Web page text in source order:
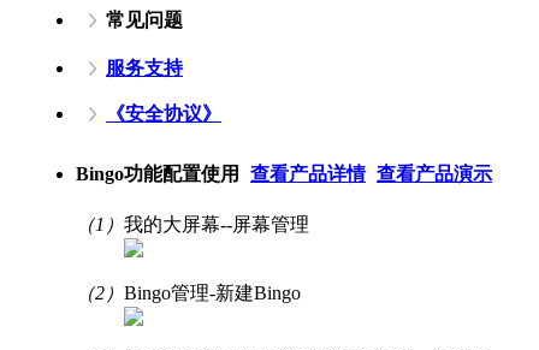
常见问题
服务支持
《安全协议》
Bingo功能配置使用 查看产品详情 查看产品演示
（1） 我的大屏幕--屏幕管理
（2） Bingo管理-新建Bingo